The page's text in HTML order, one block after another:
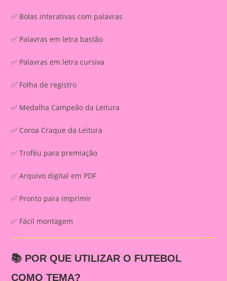
✅ Bolas interativas com palavras
✅ Palavras em letra bastão
✅ Palavras em letra cursiva
✅ Folha de registro
✅ Medalha Campeão da Leitura
✅ Coroa Craque da Leitura
✅ Troféu para premiação
✅ Arquivo digital em PDF
✅ Pronto para imprimir
✅ Fácil montagem
📚 POR QUE UTILIZAR O FUTEBOL
COMO TEMA?